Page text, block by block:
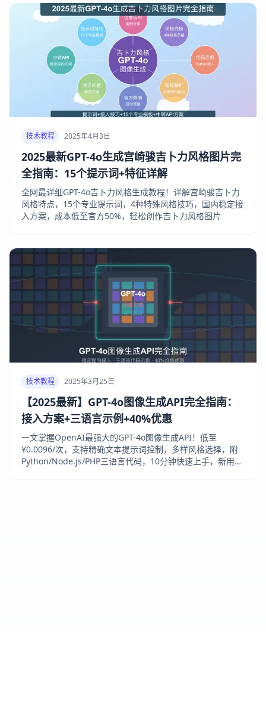
技术教程 2025年4月3日
2025最新GPT-4o生成宫崎骏吉卜力风格图片完
全指南：15个提示词+特征详解
全网最详细GPT-4o吉卜力风格生成教程！详解宫崎骏吉卜力
风格特点，15个专业提示词，4种特殊风格技巧，国内稳定接
入方案，成本低至官方50%，轻松创作吉卜力风格图片
技术教程 2025年3月25日
【2025最新】GPT-4o图像生成API完全指南：
接入方案+三语言示例+40%优惠
一文掌握OpenAI最强大的GPT-4o图像生成API！低至
¥0.0096/次，支持精确文本提示词控制，多样风格选择，附
Python/Node.js/PHP三语言代码，10分钟快速上手，新用户